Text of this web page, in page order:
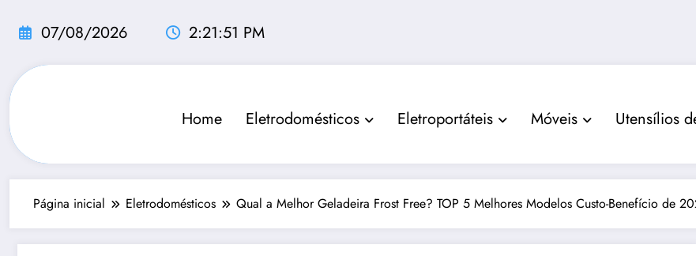
para
conteúdo
07/08/2026 2:21:52 PM
Home Eletrodomésticos Eletroportáteis Móveis Utensílios
Página inicial Eletrodomésticos Qual a Melhor Geladeira Frost Free? TOP 5 Melhores Modelos Custo-Benefício de